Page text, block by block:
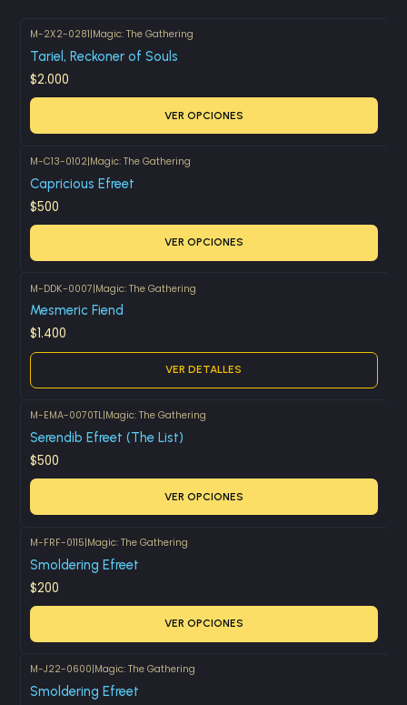
M-2X2-0281|Magic: The Gathering
Tariel, Reckoner of Souls
$2.000
VER OPCIONES
M-C13-0102|Magic: The Gathering
Capricious Efreet
$500
VER OPCIONES
Agotado
M-DDK-0007|Magic: The Gathering
Mesmeric Fiend
$1.400
VER DETALLES
M-EMA-0070TL|Magic: The Gathering
Serendib Efreet (The List)
$500
VER OPCIONES
M-FRF-0115|Magic: The Gathering
Smoldering Efreet
$200
VER OPCIONES
M-J22-0600|Magic: The Gathering
Smoldering Efreet